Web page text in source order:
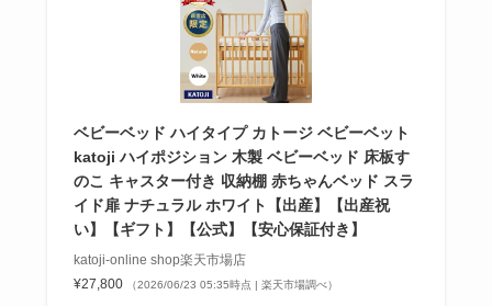
ベビーベッド ハイタイプ カトージ ベビーベット
katoji ハイポジション 木製 ベビーベッド 床板す
のこ キャスター付き 収納棚 赤ちゃんベッド スラ
イド扉 ナチュラル ホワイト【出産】【出産祝
い】【ギフト】【公式】【安心保証付き】
katoji-online shop楽天市場店
¥27,800
（2026/06/23 05:35時点 | 楽天市場調べ）